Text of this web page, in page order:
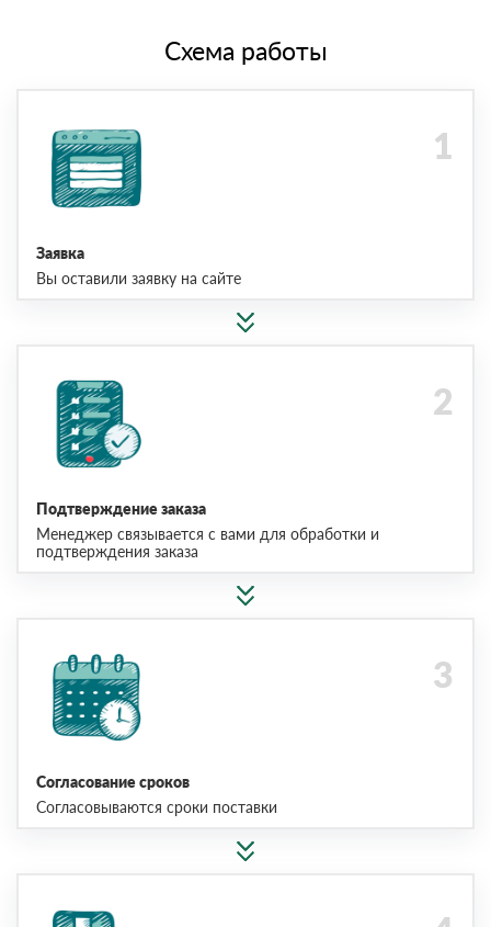
Схема работы
Заявка
Вы оставили заявку на сайте
Подтверждение заказа
Менеджер связывается с вами для обработки и
подтверждения заказа
Согласование сроков
Согласовываются сроки поставки